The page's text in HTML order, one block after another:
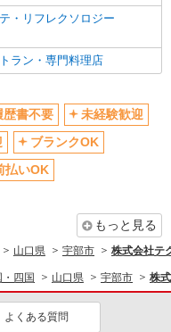
・リフレクソロジー
ラン・専門料理店
歴書不要
未経験歓迎
ブランクOK
払いOK
もっと見る
山口県 宇部市 株式会社テ
四国 山口県 宇部市 株
よくある質問